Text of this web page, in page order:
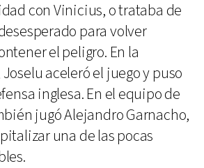
con Vinicius, o trataba de
para volver
el peligro. En la
aceleró el juego y puso
inglesa. En el equipo de
jugó Alejandro Garnacho,
una de las pocas